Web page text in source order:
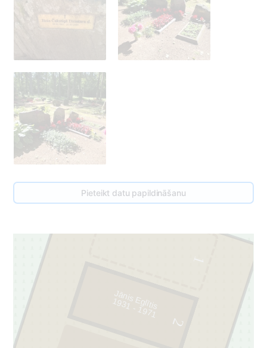
Pieteikt datu papildināšanu
1
2
Jānis Eglītis
1931- 1971